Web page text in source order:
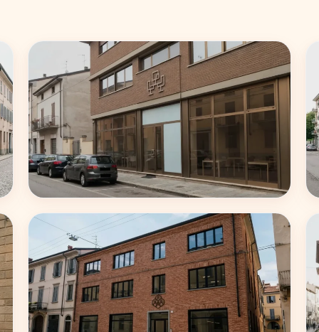
Roma
62 coworking